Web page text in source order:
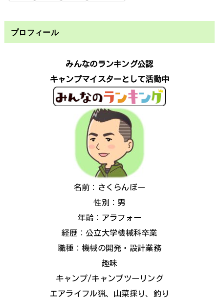
プロフィール
みんなのランキング公認
キャンプマイスターとして活動中
名前：さくらんぼー
性別：男
年齢：アラフォー
経歴：公立大学機械科卒業
職種：機械の開発・設計業務
趣味
キャンプ/キャンプツーリング
エアライフル猟、山菜採り、釣り